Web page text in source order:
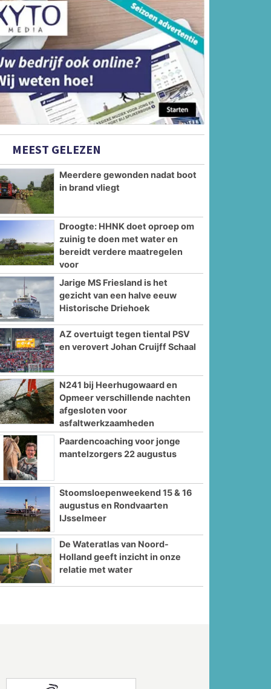
MEEST GELEZEN
Meerdere gewonden nadat boot
in brand vliegt
Droogte: HHNK doet oproep om
zuinig te doen met water en
bereidt verdere maatregelen
voor
Jarige MS Friesland is het
gezicht van een halve eeuw
Historische Driehoek
AZ overtuigt tegen tiental PSV
en verovert Johan Cruijff Schaal
N241 bij Heerhugowaard en
Opmeer verschillende nachten
afgesloten voor
asfaltwerkzaamheden
Paardencoaching voor jonge
mantelzorgers 22 augustus
Stoomsloepenweekend 15 & 16
augustus en Rondvaarten
IJsselmeer
De Wateratlas van Noord-
Holland geeft inzicht in onze
relatie met water